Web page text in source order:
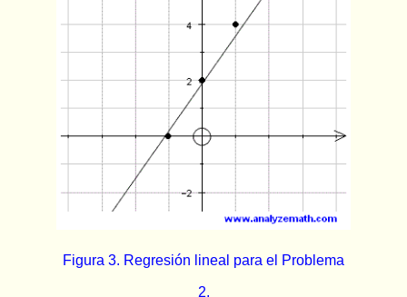
Figura 3. Regresión lineal para el Problema
2.